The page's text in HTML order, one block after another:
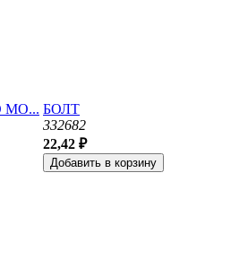
МО... БОЛТ
332682
22,42 ₽